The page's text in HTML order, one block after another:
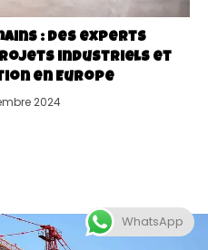
: Des experts
industriels et
en Europe
2024
WhatsApp